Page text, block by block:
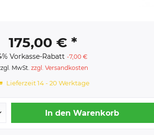
175,00 € *
Vorkasse-Rabatt-7,00 €
MwSt. zzgl. Versandkosten
Lieferzeit 14 - 20 Werktage
In den Warenkorb